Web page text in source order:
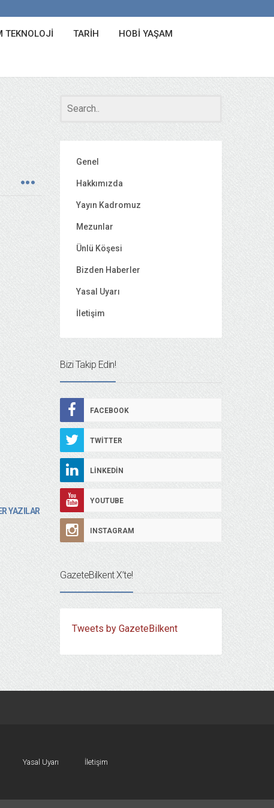
TEKNOLOJI TARIH HOBI YAŞAM
YAZILAR
Genel
Hakkımızda
Yayın Kadromuz
Mezunlar
Ünlü Köşesi
Bizden Haberler
Yasal Uyarı
İletişim
Bizi Takip Edin!
FACEBOOK
TWITTER
LINKEDIN
YOUTUBE
INSTAGRAM
GazeteBilkent X’te!
Tweets by GazeteBilkent
Yasal Uyarı İletişim